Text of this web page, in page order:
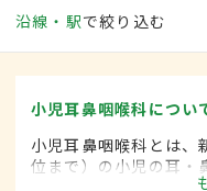
沿線・駅で絞り込む
小児耳鼻咽喉科につい
小児耳鼻咽喉科とは、
位まで）の小児の耳・